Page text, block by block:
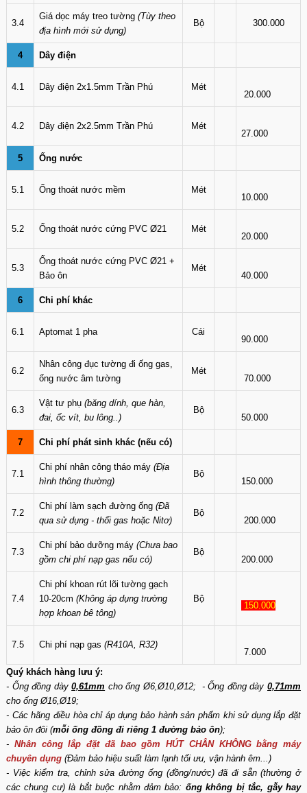
3.4
Giá dọc máy treo tường (Tùy theo
địa hình mới sử dụng)
Bộ 300.000
4 Dây điện
4.1 Dây điện 2x1.5mm Trần Phú Mét
20.000
4.2 Dây điện 2x2.5mm Trần Phú Mét
27.000
5 Ống nước
5.1 Ống thoát nước mềm Mét
10.000
5.2 Ống thoát nước cứng PVC Ø21 Mét
20.000
5.3
Ống thoát nước cứng PVC Ø21 +
Bảo ôn
Mét
40.000
6 Chi phí khác
6.1 Aptomat 1 pha Cái
90.000
6.2
Nhân công đục tường đi ống gas,
ống nước âm tường
Mét
70.000
6.3
Vật tư phụ (băng dính, que hàn,
đai, ốc vít, bu lông..)
Bộ
50.000
7 Chi phí phát sinh khác (nếu có)
7.1
Chi phí nhân công tháo máy (Địa
hình thông thường)
Bộ
150.000
7.2
Chi phí làm sạch đường ống (Đã
qua sử dụng - thổi gas hoặc Nitơ)
Bộ
200.000
7.3
Chi phí bảo dưỡng máy (Chưa bao
gồm chi phí nạp gas nếu có)
Bộ
200.000
7.4
Chi phí khoan rút lõi tường gạch
10-20cm (Không áp dụng trường
hợp khoan bê tông)
Bộ
150.000
7.5 Chi phí nạp gas (R410A, R32)
7.000
Quý khách hàng lưu ý:
- Ống đồng dày0,61mm cho ống Ø6,Ø10,Ø12; - Ống đồng dày0,71mm
cho ống Ø16,Ø19;
- Các hãng điều hòa chỉ áp dụng bảo hành sản phẩm khi sử dụng lắp đặt
bảo ôn đôi (mỗi ống đồng đi riêng 1 đường bảo ôn);
- Nhân công lắp đặt đã bao gồm HÚT CHÂN KHÔNG bằng máy
chuyên dụng (Đảm bảo hiệu suất làm lạnh tối ưu, vận hành êm...)
- Việc kiểm tra, chỉnh sửa đường ống (đồng/nước) đã đi sẵn (thường ở
các chung cư) là bắt buộc nhằm đảm bảo: ống không bị tắc, gẫy hay